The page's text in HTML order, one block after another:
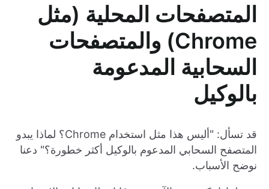
المتصفحات المحلية (مثل
Chrome) والمتصفحات
السحابية المدعومة
بالوكيل
قد تسأل: "أليس هذا مثل استخدام Chrome؟ لماذا يبدو
المتصفح السحابي المدعوم بالوكيل أكثر خطورة؟" دعنا
نوضح الأسباب.